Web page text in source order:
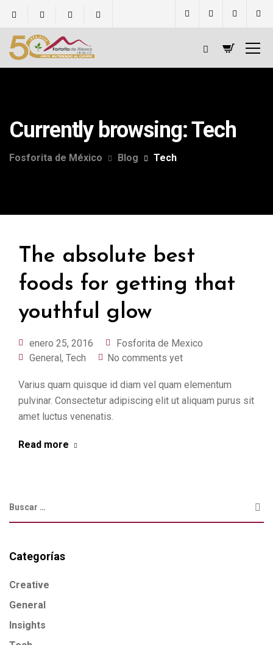
Currently browsing: Tech
Fosforita de México Blog Tech
The absolute best
foods for getting that
youthful glow
enero 25, 2016
Fosforita de Mexico
General, Tech No comments yet
Varius quam quisque id diam vel quam elementum
pulvinar. Consectetur adipiscing elit ut aliquam purus sit
amet luctus venenatis.
Read more
Categorías
Creative
General
Insights